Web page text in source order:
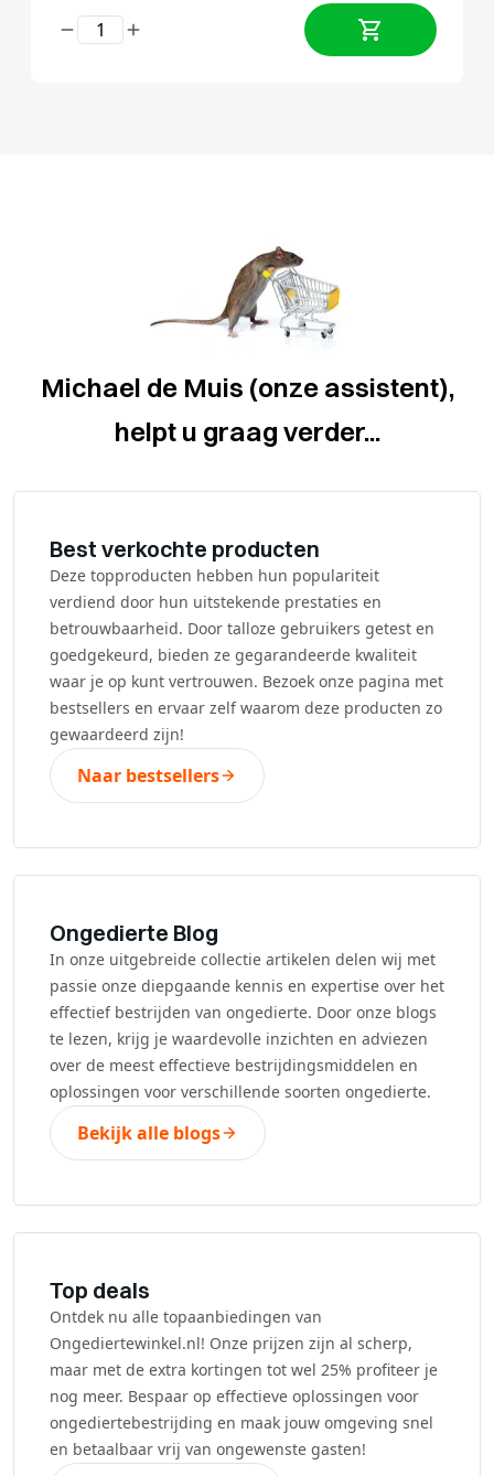
Michael de Muis (onze assistent),
helpt u graag verder...
Best verkochte producten
Deze topproducten hebben hun populariteit
verdiend door hun uitstekende prestaties en
betrouwbaarheid. Door talloze gebruikers getest en
goedgekeurd, bieden ze gegarandeerde kwaliteit
waar je op kunt vertrouwen. Bezoek onze pagina met
bestsellers en ervaar zelf waarom deze producten zo
gewaardeerd zijn!
Naar bestsellers
Ongedierte Blog
In onze uitgebreide collectie artikelen delen wij met
passie onze diepgaande kennis en expertise over het
effectief bestrijden van ongedierte. Door onze blogs
te lezen, krijg je waardevolle inzichten en adviezen
over de meest effectieve bestrijdingsmiddelen en
oplossingen voor verschillende soorten ongedierte.
Bekijk alle blogs
Top deals
Ontdek nu alle topaanbiedingen van
Ongediertewinkel.nl! Onze prijzen zijn al scherp,
maar met de extra kortingen tot wel 25% profiteer je
nog meer. Bespaar op effectieve oplossingen voor
ongediertebestrijding en maak jouw omgeving snel
en betaalbaar vrij van ongewenste gasten!